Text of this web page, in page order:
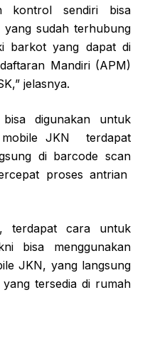
kontrol sendiri bisa
sudah terhubung
barkot yang dapat di
Mandiri (APM)
jelasnya.
digunakan untuk
mobile JKN terdapat
di barcode scan
proses antrian
terdapat cara untuk
bisa menggunakan
JKN, yang langsung
tersedia di rumah